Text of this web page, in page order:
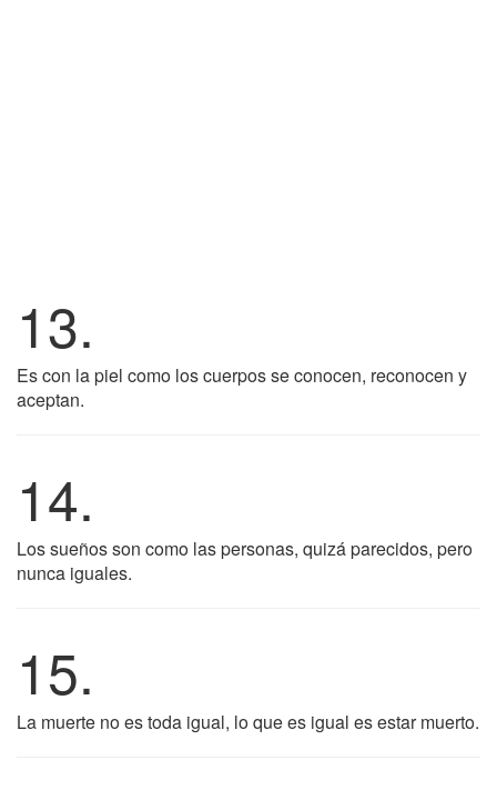
13.
Es con la piel como los cuerpos se conocen, reconocen y
aceptan.
14.
Los sueños son como las personas, quizá parecidos, pero
nunca iguales.
15.
La muerte no es toda igual, lo que es igual es estar muerto.